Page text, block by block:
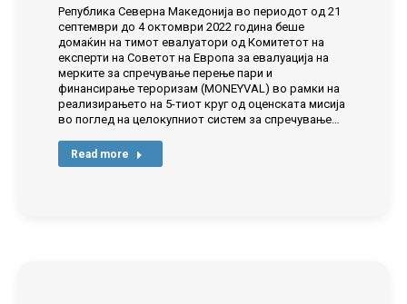
Република Северна Македонија во периодот од 21
септември до 4 октомври 2022 година беше
домаќин на тимот евалуатори од Комитетот на
експерти на Советот на Европа за евалуација на
мерките за спречување перење пари и
финансирање тероризам (MONEYVAL) во рамки на
реализирањето на 5-тиот круг од оценската мисија
во поглед на целокупниот систем за спречување…
Read more